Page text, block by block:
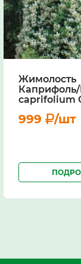
Жимолость
caprifolium
999 /шт